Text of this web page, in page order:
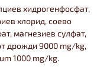
хидрогенфосфат,
хлорид, соево
магнезиев сулфат,
дрожди 9000 mg/kg,
1000 mg/kg.